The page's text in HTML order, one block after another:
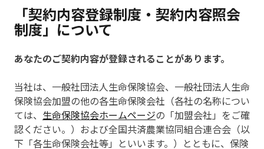
「契約内容登録制度・契約内容照会
制度」について
あなたのご契約内容が登録されることがあります。
当社は、一般社団法人生命保険協会、一般社団法人生命
保険協会加盟の他の各生命保険会社（各社の名称につい
ては、 生命保険協会ホームページの「加盟会社」をご確
認ください。）および全国共済農業協同組合連合会（以
下「各生命保険会社等」といいます。）とともに、保険